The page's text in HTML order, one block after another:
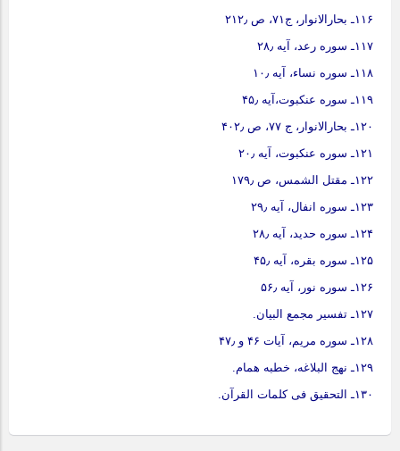
۱۱۶ـ بحارالانوار، ج۷۱، ص ۲۱۲٫
۱۱۷ـ سوره رعد، آیه ۲۸٫
۱۱۸ـ سوره نساء، آیه ۱۰٫
۱۱۹ـ سوره عنکبوت،آیه ۴۵٫
۱۲۰ـ بحارالانوار، ج ۷۷، ص ۴۰۲٫
۱۲۱ـ سوره عنکبوت، آیه ۲۰٫
۱۲۲ـ مقتل الشمس، ص ۱۷۹٫
۱۲۳ـ سوره انفال، آیه ۲۹٫
۱۲۴ـ سوره حدید، آیه ۲۸٫
۱۲۵ـ سوره بقره، آیه ۴۵٫
۱۲۶ـ سوره نور، آیه ۵۶٫
۱۲۷ـ تفسیر مجمع البیان.
۱۲۸ـ سوره مریم، آیات ۴۶ و ۴۷٫
۱۲۹ـ نهج البلاغه، خطبه همام.
۱۳۰ـ التحقیق فی کلمات القرآن.